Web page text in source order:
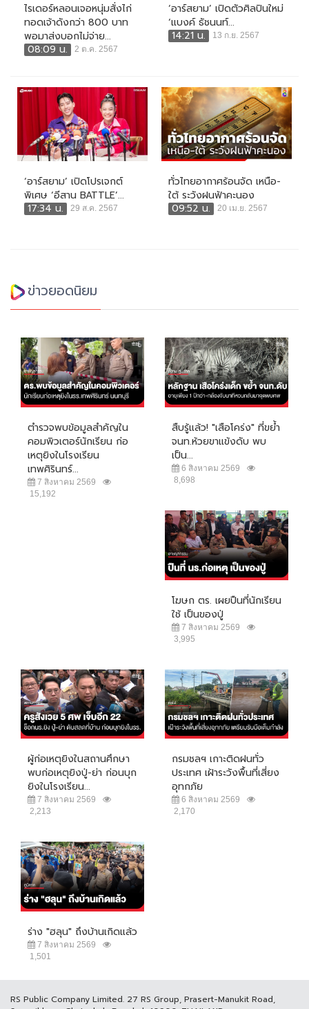
ไรเดอร์หลอนเจอหนุ่มสั่งไก่
ทอดเจ้าดังกว่า 800 บาท
พอมาส่งบอกไม่จ่าย...
08:09 น.
2 ต.ค. 2567
‘อาร์สยาม’ เปิดตัวศิลปินใหม่
‘แบงค์ ธัชนนท์...
14:21 น.
13 ก.ย. 2567
‘อาร์สยาม’ เปิดโปรเจกต์
พิเศษ ‘อีสาน BATTLE’...
17:34 น.
29 ส.ค. 2567
ทั่วไทยอากาศร้อนจัด เหนือ-
ใต้ ระวังฝนฟ้าคะนอง
09:52 น.
20 เม.ย. 2567
ข่าวยอดนิยม
ตำรวจพบข้อมูลสำคัญใน
คอมพิวเตอร์นักเรียน ก่อ
เหตุยิงในโรงเรียน
เทพศิรินทร์...
7 สิงหาคม 2569
15,192
สืบรู้แล้ว! "เสือโคร่ง" ที่ขย้ำ
จนท.ห้วยขาแข้งดับ พบ
เป็น...
6 สิงหาคม 2569
8,698
โฆษก ตร. เผยปืนที่นักเรียน
ใช้ เป็นของปู่
7 สิงหาคม 2569
3,995
ผู้ก่อเหตุยิงในสถานศึกษา
พบก่อเหตุยิงปู่-ย่า ก่อนบุก
ยิงในโรงเรียน...
7 สิงหาคม 2569
2,213
กรมชลฯ เกาะติดฝนทั่ว
ประเทศ เฝ้าระวังพื้นที่เสี่ยง
อุทกภัย
6 สิงหาคม 2569
2,170
ร่าง "ฮลุน" ถึงบ้านเกิดแล้ว
7 สิงหาคม 2569
1,501
RS Public Company Limited. 27 RS Group, Prasert-Manukit Road,